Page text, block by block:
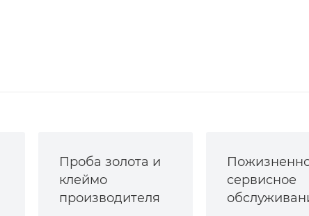
Проба золота и
клеймо
производителя
сервисное